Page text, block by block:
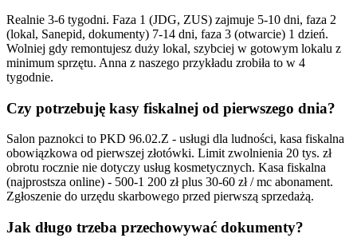
Realnie 3-6 tygodni. Faza 1 (JDG, ZUS) zajmuje 5-10 dni, faza 2
(lokal, Sanepid, dokumenty) 7-14 dni, faza 3 (otwarcie) 1 dzień.
Wolniej gdy remontujesz duży lokal, szybciej w gotowym lokalu z
minimum sprzętu. Anna z naszego przykładu zrobiła to w 4
tygodnie.
Czy potrzebuję kasy fiskalnej od pierwszego dnia?
Salon paznokci to PKD 96.02.Z - usługi dla ludności, kasa fiskalna
obowiązkowa od pierwszej złotówki. Limit zwolnienia 20 tys. zł
obrotu rocznie nie dotyczy usług kosmetycznych. Kasa fiskalna
(najprostsza online) - 500-1 200 zł plus 30-60 zł / mc abonament.
Zgłoszenie do urzędu skarbowego przed pierwszą sprzedażą.
Jak długo trzeba przechowywać dokumenty?